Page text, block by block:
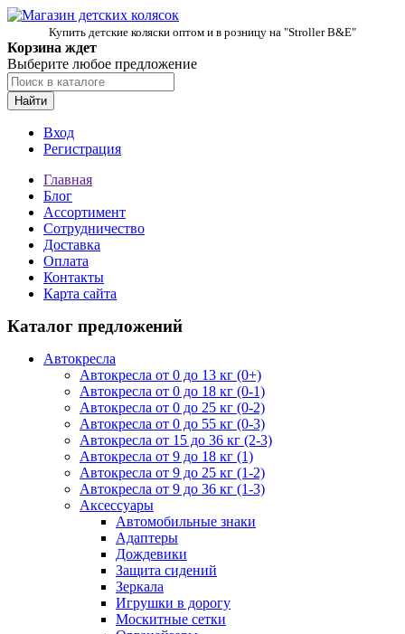
Купить детские коляски оптом и в розницу на "Stroller B&E"
Корзина ждет
Выберите любое предложение
Найти
Вход
Регистрация
Главная
Блог
Ассортимент
Сотрудничество
Доставка
Оплата
Контакты
Карта сайта
Каталог предложений
Автокресла
Автокресла от 0 до 13 кг (0+)
Автокресла от 0 до 18 кг (0-1)
Автокресла от 0 до 25 кг (0-2)
Автокресла от 0 до 55 кг (0-3)
Автокресла от 15 до 36 кг (2-3)
Автокресла от 9 до 18 кг (1)
Автокресла от 9 до 25 кг (1-2)
Автокресла от 9 до 36 кг (1-3)
Аксессуары
Автомобильные знаки
Адаптеры
Дождевики
Защита сидений
Зеркала
Игрушки в дорогу
Москитные сетки